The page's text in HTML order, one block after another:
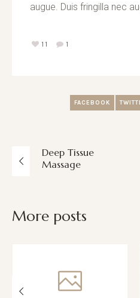
augue. Duis fringilla nec
11 1
FACEBOOK
Deep Tissue
Massage
More posts